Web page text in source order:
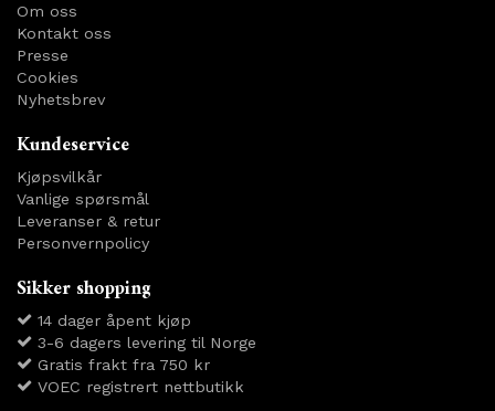
Om oss
Kontakt oss
Presse
Cookies
Nyhetsbrev
Kundeservice
Kjøpsvilkår
Vanlige spørsmål
Leveranser & retur
Personvernpolicy
Sikker shopping
14 dager åpent kjøp
3-6 dagers levering til Norge
Gratis frakt fra 750 kr
VOEC registrert nettbutikk